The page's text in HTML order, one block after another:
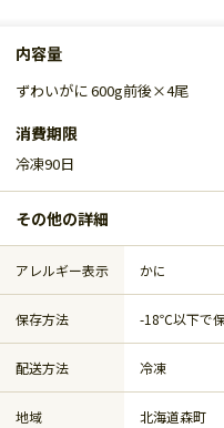
内容量
ずわいがに 600g前後×4尾
消費期限
冷凍90日
その他の詳細
アレルギー表示 かに
保存方法 -18℃以下で
配送方法 冷凍
地域 北海道森町